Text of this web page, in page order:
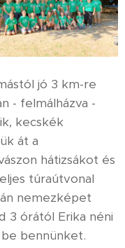
jó 3 km-re
- felmálházva -
kecskék
át a
hátizsákot és
túraútvonal
nemezképet
3 órától Erika néni
bennünket.